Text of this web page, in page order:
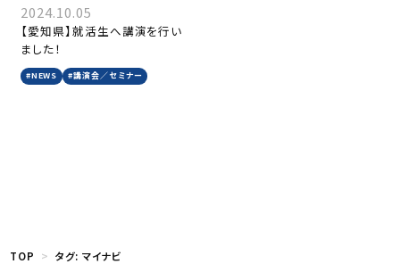
2024.10.05
【愛知県】就活生へ講演を行い
ました！
#NEWS #講演会／セミナー
TOP タグ:マイナビ